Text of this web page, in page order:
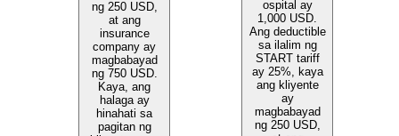
ng 250 USD,
at ang
insurance
company ay
magbabayad
ng 750 USD.
Kaya, ang
halaga ay
hinahati sa
pagitan ng
ospital ay
1,000 USD.
Ang deductible
sa ilalim ng
START tariff
ay 25%, kaya
ang kliyente
ay
magbabayad
ng 250 USD,